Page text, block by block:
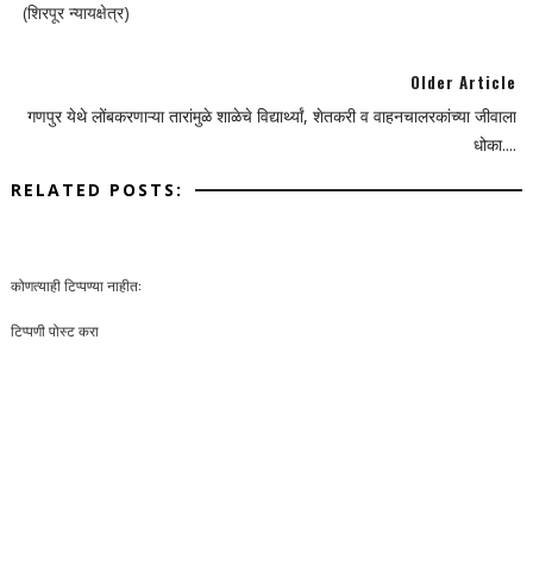
(शिरपूर न्यायक्षेत्र)
Older Article
गणपुर येथे लोंबकरणाऱ्या तारांमुळे शाळेचे विद्यार्थ्यां, शेतकरी व वाहनचालरकांच्या जीवाला
धोका....
RELATED POSTS:
कोणत्याही टिप्पण्‍या नाहीत:
टिप्पणी पोस्ट करा